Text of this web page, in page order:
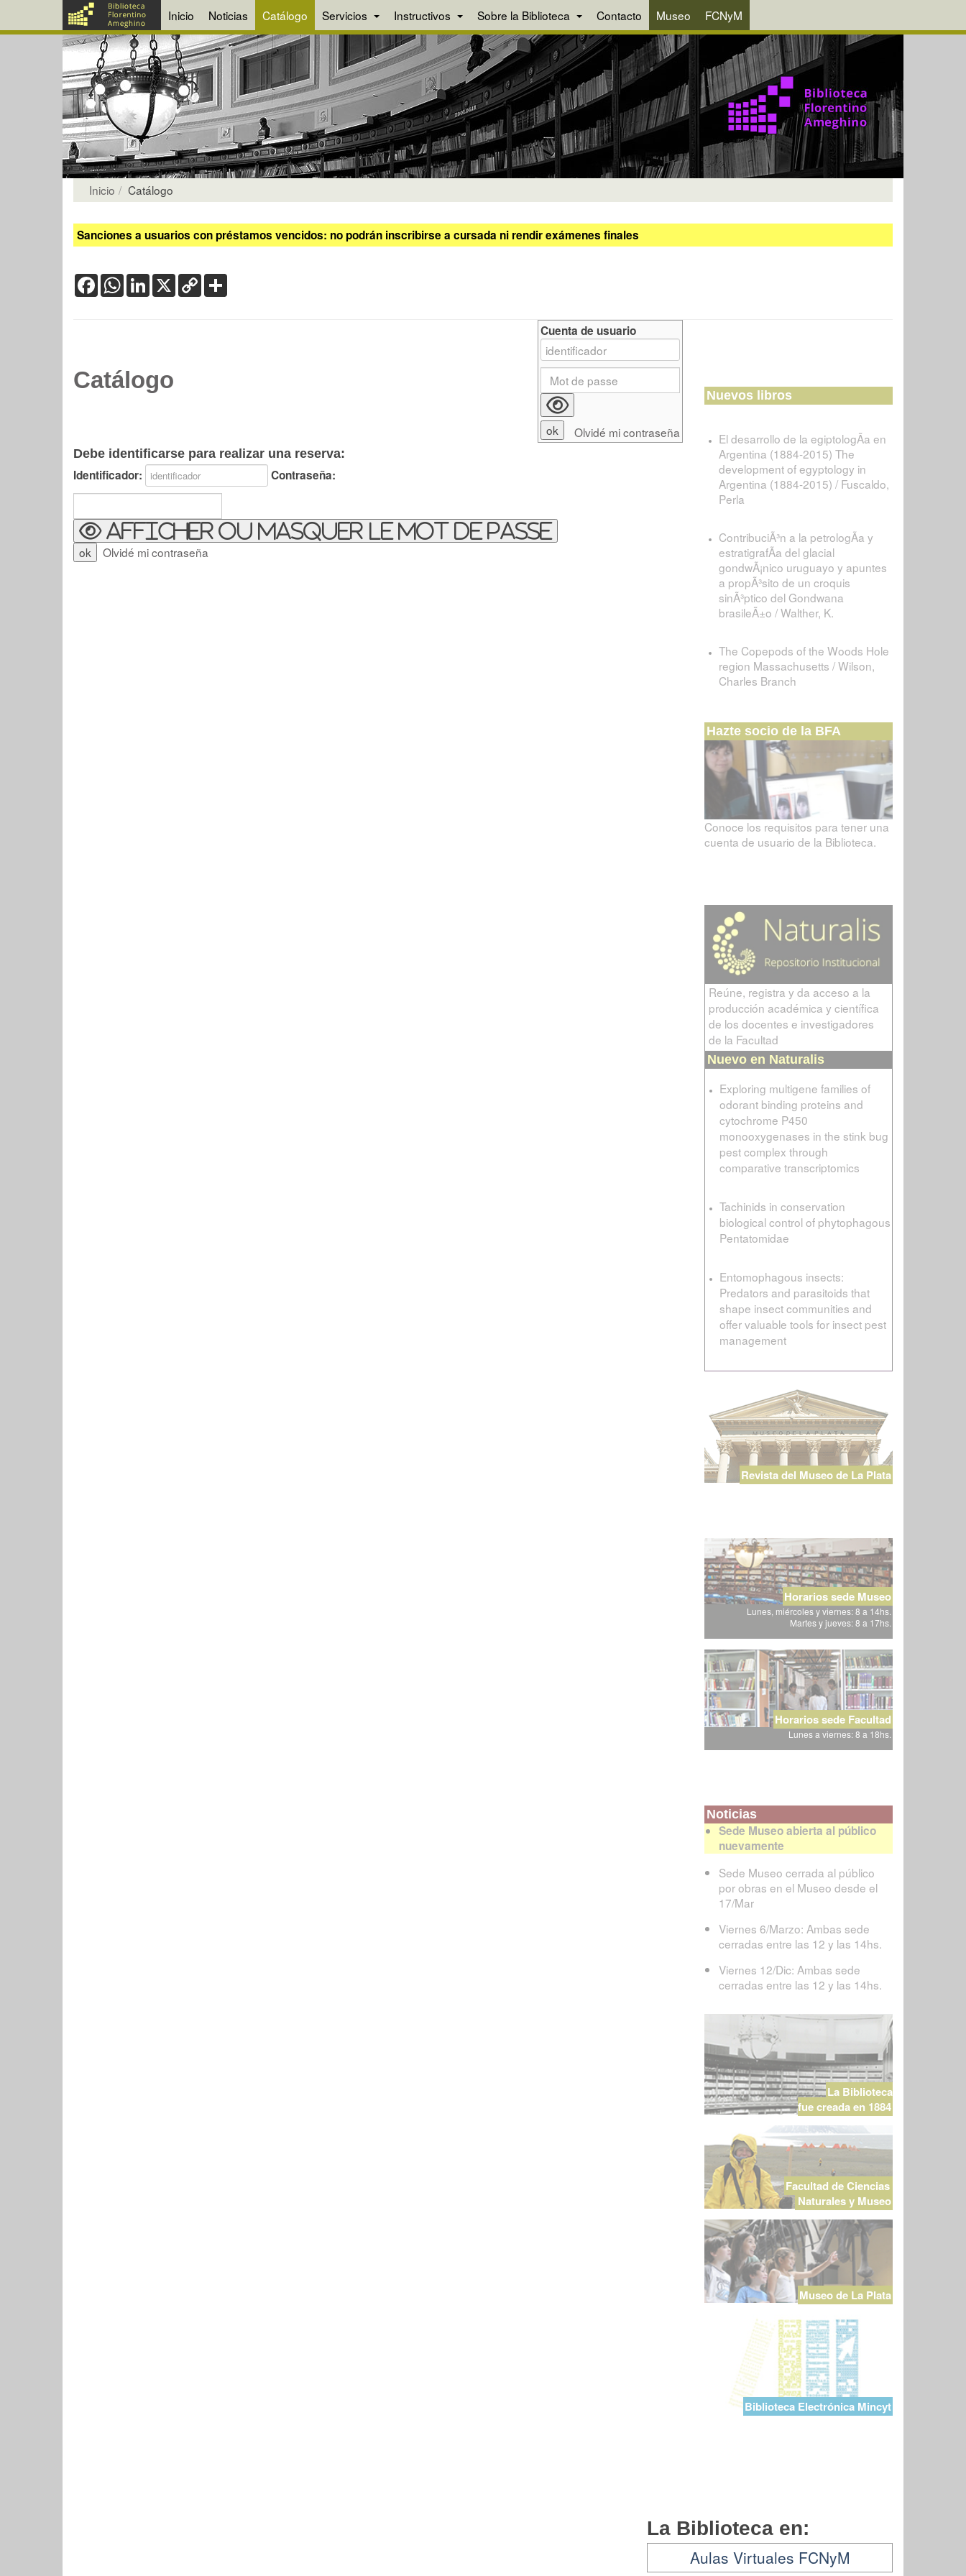
Inicio Noticias Catálogo Servicios Instructivos Sobre la Biblioteca Contacto Museo FCNyM
Inicio Catálogo
Sanciones a usuarios con préstamos vencidos: no podrán inscribirse a cursada ni rendir exámenes finales
FacebookWhatsApp
LinkedIn
X Copy
Link
Catálogo
Debe identificarse para realizar una reserva:
Identificador: Contraseña:
Afficher ou masquer le mot de passe
Olvidé mi contraseña
Cuenta de usuario
Olvidé mi contraseña
Nuevos libros
El desarrollo de la egiptologÃ­a en
Argentina (1884-2015) The
development of egyptology in
Argentina (1884-2015) / Fuscaldo,
Perla
ContribuciÃ³n a la petrologÃ­a y
estratigrafÃ­a del glacial
gondwÃ¡nico uruguayo y apuntes
a propÃ³sito de un croquis
sinÃ³ptico del Gondwana
brasileÃ±o / Walther, K.
The Copepods of the Woods Hole
region Massachusetts / Wilson,
Charles Branch
Hazte socio de la BFA
Conoce los requisitos para tener una
cuenta de usuario de la Biblioteca.
Reúne, registra y da acceso a la
producción académica y científica
de los docentes e investigadores
de la Facultad
Nuevo en Naturalis
Exploring multigene families of
odorant binding proteins and
cytochrome P450
monooxygenases in the stink bug
pest complex through
comparative transcriptomics
Tachinids in conservation
biological control of phytophagous
Pentatomidae
Entomophagous insects:
Predators and parasitoids that
shape insect communities and
offer valuable tools for insect pest
management
Revista del Museo de La Plata
Horarios sede Museo
Lunes, miércoles y viernes: 8 a 14hs.
Martes y jueves: 8 a 17hs.
Horarios sede Facultad
Lunes a viernes: 8 a 18hs.
Noticias
Sede Museo abierta al público
nuevamente
Sede Museo cerrada al público
por obras en el Museo desde el
17/Mar
Viernes 6/Marzo: Ambas sede
cerradas entre las 12 y las 14hs.
Viernes 12/Dic: Ambas sede
cerradas entre las 12 y las 14hs.
La Biblioteca
fue creada en 1884
Facultad de Ciencias
Naturales y Museo
Museo de La Plata
Biblioteca Electrónica Mincyt
La Biblioteca en:
Aulas Virtuales FCNyM